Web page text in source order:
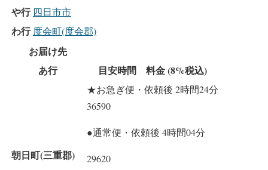
や行 四日市市
わ行 度会町(度会郡)
お届け先
あ行
目安時間 料金 (8%税込)
朝日町(三重郡)
★お急ぎ便・依頼後 2時間24分
36590
●通常便・依頼後 4時間04分
29620